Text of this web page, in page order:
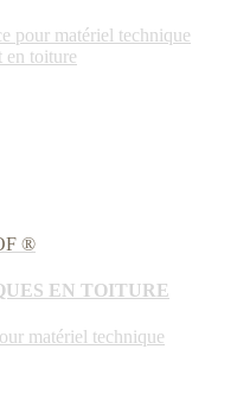
pour matériel technique
en toiture
®
EN TOITURE
matériel technique